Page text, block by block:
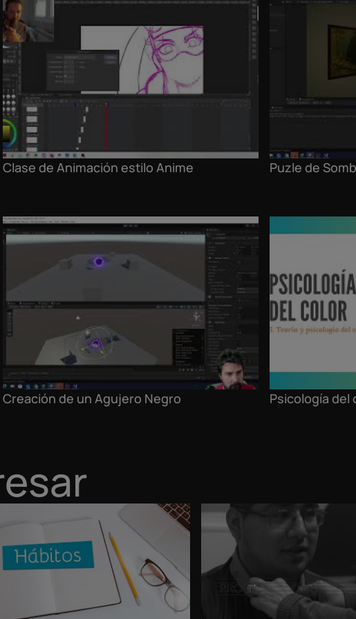
Clase de Animación estilo Anime Puzle de
Creación de un Agujero Negro Psicología del